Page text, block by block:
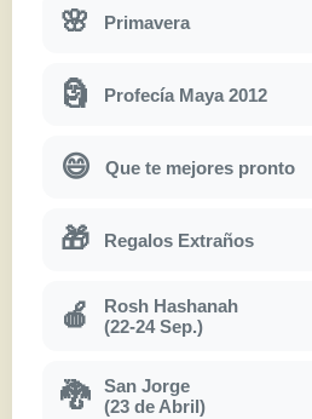
🌸 Primavera
🗿 Profecía Maya 2012
😄 Que te mejores pronto
🎁 Regalos Extraños
🍎
Rosh Hashanah
(22-24 Sep.)
🐉
San Jorge
(23 de Abril)